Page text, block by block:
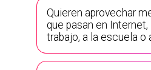
Quieren aprovechar
que pasan en Internet,
trabajo, a la escuela o